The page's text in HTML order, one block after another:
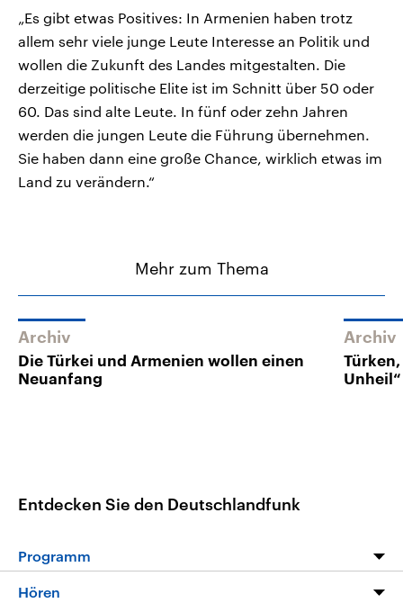
„Es gibt etwas Positives: In Armenien haben trotz
allem sehr viele junge Leute Interesse an Politik und
wollen die Zukunft des Landes mitgestalten. Die
derzeitige politische Elite ist im Schnitt über 50 oder
60. Das sind alte Leute. In fünf oder zehn Jahren
werden die jungen Leute die Führung übernehmen.
Sie haben dann eine große Chance, wirklich etwas im
Land zu verändern.“
Mehr zum Thema
Archiv
Die Türkei und Armenien wollen einen
Neuanfang
Archiv
Entdecken Sie den Deutschlandfunk
Programm
Programm
Hören